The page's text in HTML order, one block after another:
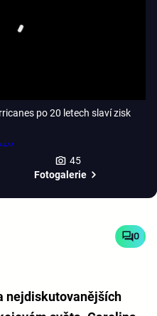
po 20 letech slaví zisk
45
Fotogalerie
0
nejdiskutovanějších